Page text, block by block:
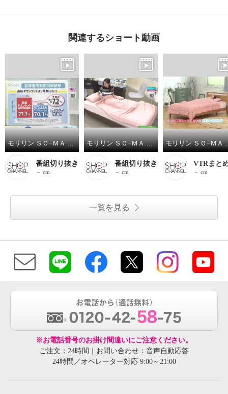
関連するショート動画
モリリン ＳＯ−ＭＡ リバーシブル肌掛けふとん ＜セミダブル＞＜ダブル＞＜クイーン＞
番組切り抜き
－ cm
モリリン ＳＯ−ＭＡ リバーシブル肌掛けふとん ＜シングル＞／敷きパッド ＜シングル＞／枕パッド 同色２枚組
番組切り抜き
－ cm
モリリン ＳＯ−ＭＡ リバーシ
VTRまと
－ cm
一覧を見る
※お電話番号のお掛け間違いにご注意ください。
ご注文：24時間｜お問い合わせ：音声自動応答
24時間／オペレーター対応 9:00～21:00